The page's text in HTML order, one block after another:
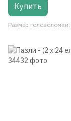
Купить
Размер головоломки